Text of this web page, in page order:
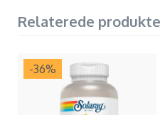
Relaterede
-36%